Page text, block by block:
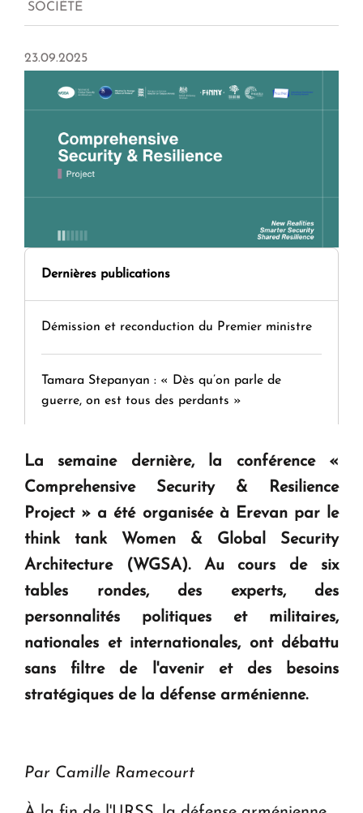
SOCIÉTÉ
23.09.2025
Dernières publications
Démission et reconduction du Premier ministre
Tamara Stepanyan : « Dès qu’on parle de
guerre, on est tous des perdants »
" Tant qu'il n'existe pas d'alternative concrète, la
KASA : 30 ans d'audace, de résilience et d'avenir
en Arménie
Le premier hôtel Hyatt Regency d'Arménie
ouvrira ses portes à Dilijan
La semaine dernière, la conférence «
Comprehensive Security & Resilience
Project » a été organisée à Erevan par le
think tank Women & Global Security
Architecture (WGSA). Au cours de six
tables rondes, des experts, des
personnalités politiques et militaires,
nationales et internationales, ont débattu
sans filtre de l'avenir et des besoins
stratégiques de la défense arménienne.
Par Camille Ramecourt